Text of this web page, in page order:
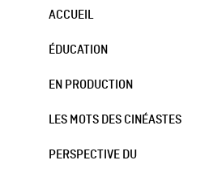
ACCUEIL
ÉDUCATION
EN PRODUCTION
LES MOTS DES CINÉASTES
PERSPECTIVE DU